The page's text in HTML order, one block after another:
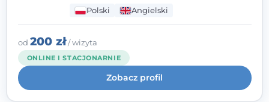
wypalenia zawodowego. Pracuję w języku
polskim i angielskim, w podejściu
humanistycznym, opartym na
partnerstwie i podmiotowości klienta.
Polski Angielski
od 200 zł/ wizyta
ONLINE I STACJONARNIE
Zobacz profil